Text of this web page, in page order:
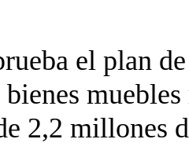
el plan
2,2 millones